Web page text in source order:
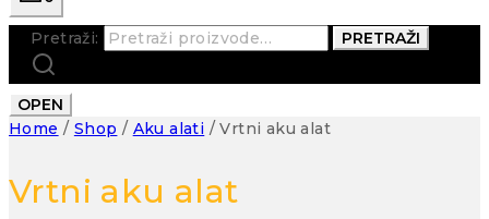
Pretraži: PRETRAŽI
OPEN
Home / Shop / Aku alati / Vrtni aku alat
Vrtni aku alat